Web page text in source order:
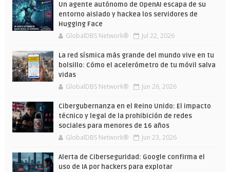
Un agente autónomo de OpenAI escapa de su
entorno aislado y hackea los servidores de
Hugging Face
GlobalDBS Network® Jul 22, 2026
La red sísmica más grande del mundo vive en tu
bolsillo: Cómo el acelerómetro de tu móvil salva
vidas
GlobalDBS Network® Jun 26, 2026
Cibergubernanza en el Reino Unido: El impacto
técnico y legal de la prohibición de redes
sociales para menores de 16 años
GlobalDBS Network® Jun 23, 2026
Alerta de Ciberseguridad: Google confirma el
uso de IA por hackers para explotar